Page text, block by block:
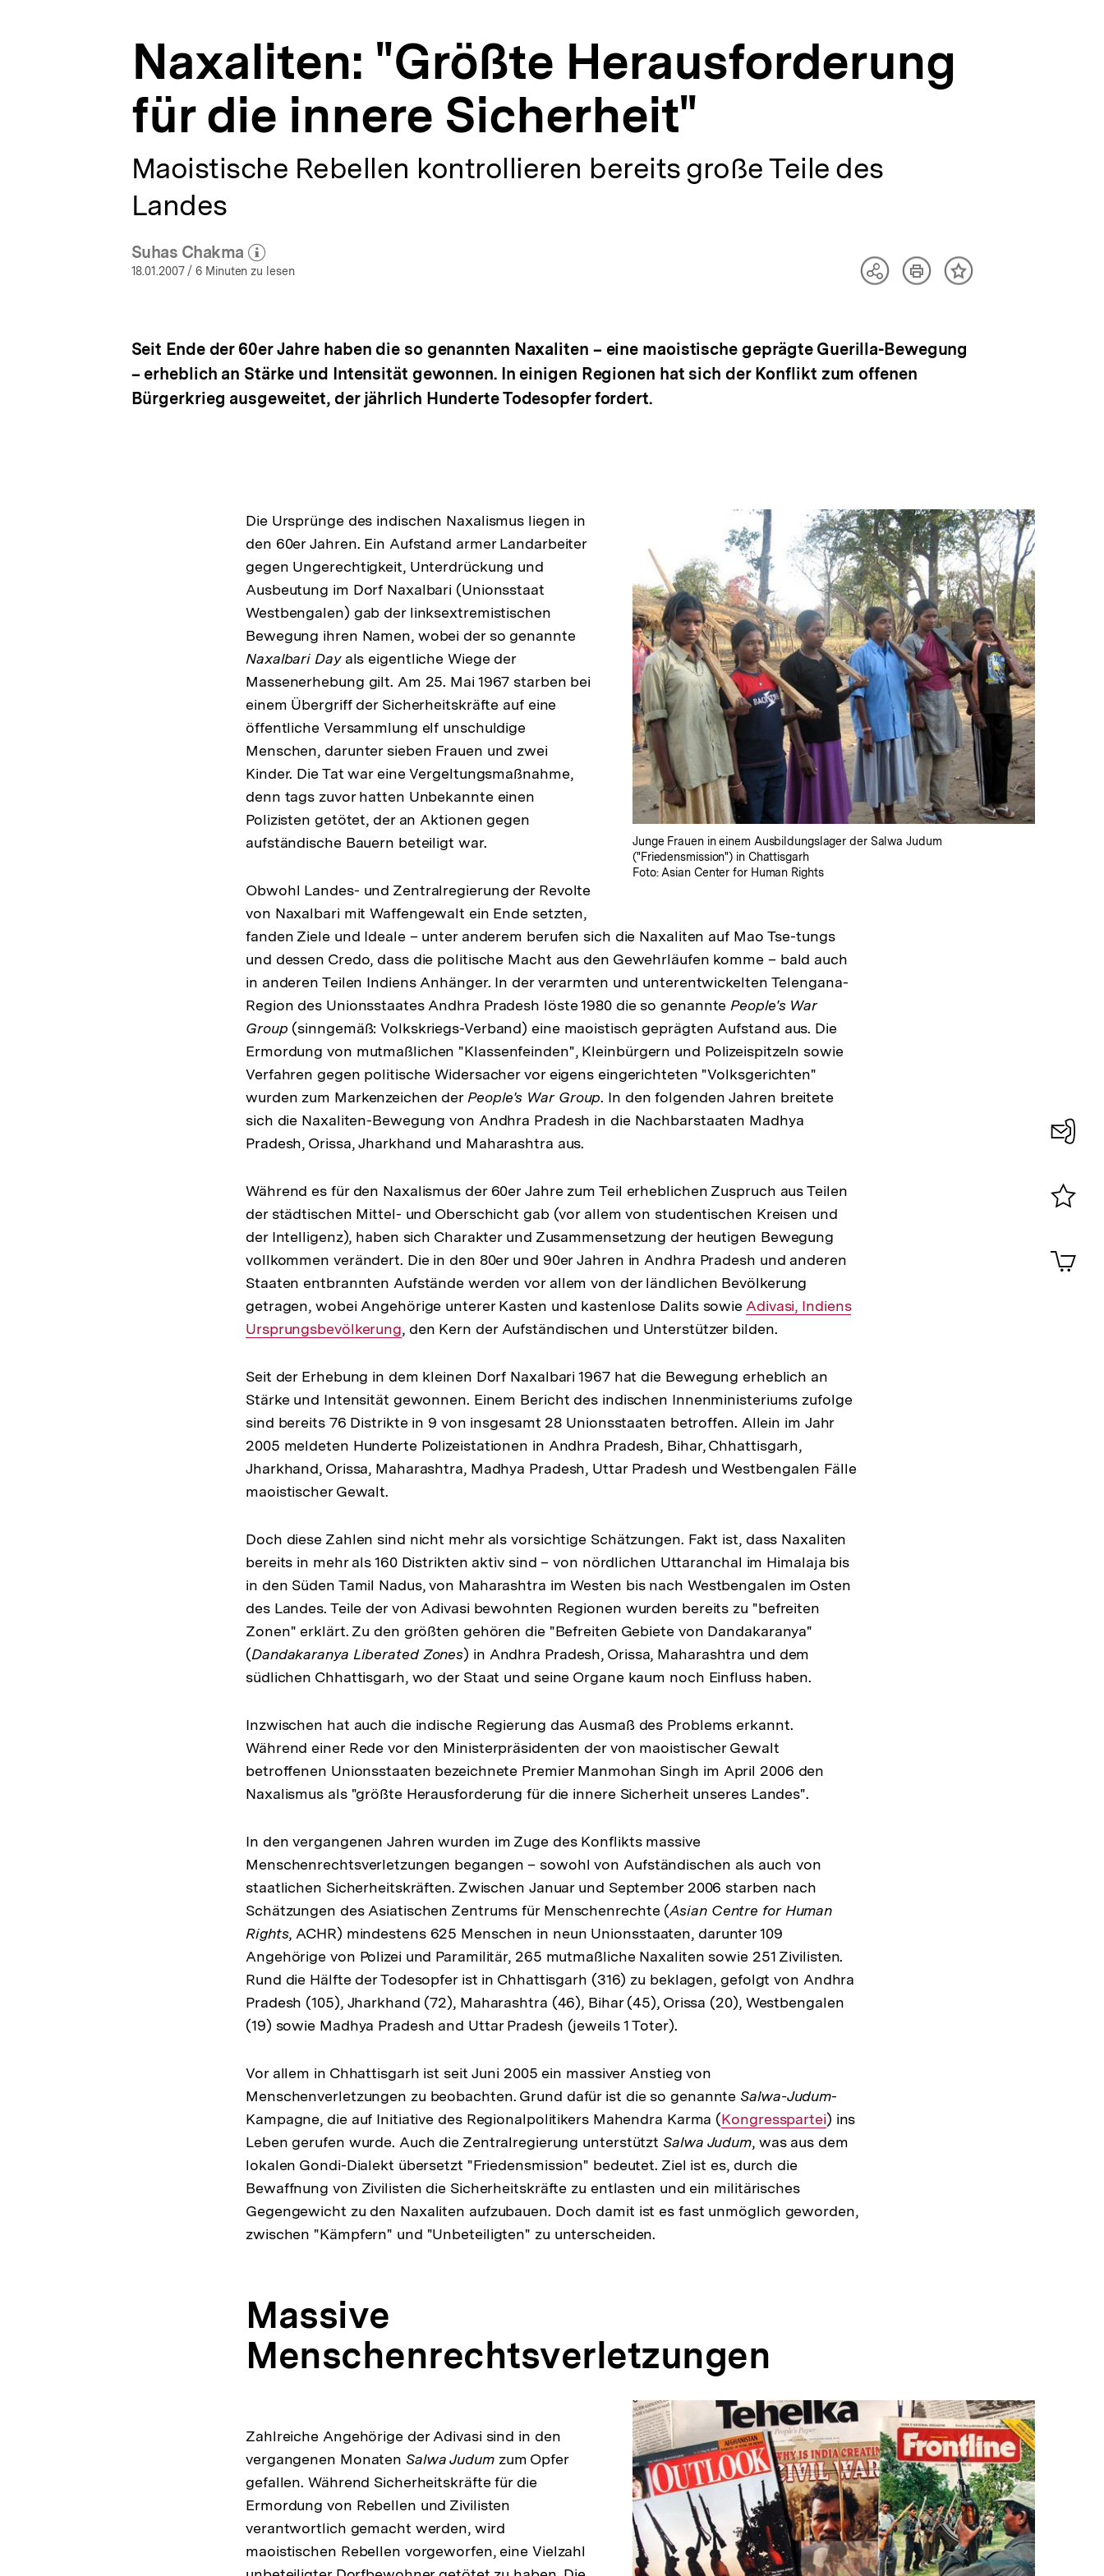
Naxaliten: "Größte Herausforderung
für die innere Sicherheit"
Maoistische Rebellen kontrollieren bereits große Teile des
Landes
Suhas Chakma
(Mehr zum Autor)
öffnen
18.01.2007/ 6 Minuten zu lesen
TeilenArtikelInhalt
Seit Ende der 60er Jahre haben die so genannten Naxaliten – eine maoistische geprägte Guerilla-Bewegung
– erheblich an Stärke und Intensität gewonnen. In einigen Regionen hat sich der Konflikt zum offenen
Bürgerkrieg ausgeweitet, der jährlich Hunderte Todesopfer fordert.
In
Lightbox
öffnen
Junge Frauen in einem Ausbildungslager der Salwa Judum
("Friedensmission") in Chattisgarh
Foto: Asian Center for Human Rights
Die Ursprünge des indischen Naxalismus liegen in
den 60er Jahren. Ein Aufstand armer Landarbeiter
gegen Ungerechtigkeit, Unterdrückung und
Ausbeutung im Dorf Naxalbari (Unionsstaat
Westbengalen) gab der linksextremistischen
Bewegung ihren Namen, wobei der so genannte
Naxalbari Dayals eigentliche Wiege der
Massenerhebung gilt. Am 25. Mai 1967 starben bei
einem Übergriff der Sicherheitskräfte auf eine
öffentliche Versammlung elf unschuldige
Menschen, darunter sieben Frauen und zwei
Kinder. Die Tat war eine Vergeltungsmaßnahme,
denn tags zuvor hatten Unbekannte einen
Polizisten getötet, der an Aktionen gegen
aufständische Bauern beteiligt war.
Obwohl Landes- und Zentralregierung der Revolte
von Naxalbari mit Waffengewalt ein Ende setzten,
fanden Ziele und Ideale – unter anderem berufen sich die Naxaliten auf Mao Tse-tungs
und dessen Credo, dass die politische Macht aus den Gewehrläufen komme – bald auch
in anderen Teilen Indiens Anhänger. In der verarmten und unterentwickelten Telengana-
Region des Unionsstaates Andhra Pradesh löste 1980 die so genannte People's War
Group (sinngemäß: Volkskriegs-Verband) eine maoistisch geprägten Aufstand aus. Die
Ermordung von mutmaßlichen "Klassenfeinden", Kleinbürgern und Polizeispitzeln sowie
Verfahren gegen politische Widersacher vor eigens eingerichteten "Volksgerichten"
wurden zum Markenzeichen der People's War Group. In den folgenden Jahren breitete
sich die Naxaliten-Bewegung von Andhra Pradesh in die Nachbarstaaten Madhya
Pradesh, Orissa, Jharkhand und Maharashtra aus.
Während es für den Naxalismus der 60er Jahre zum Teil erheblichen Zuspruch aus Teilen
der städtischen Mittel- und Oberschicht gab (vor allem von studentischen Kreisen und
der Intelligenz), haben sich Charakter und Zusammensetzung der heutigen Bewegung
vollkommen verändert. Die in den 80er und 90er Jahren in Andhra Pradesh und anderen
Staaten entbrannten Aufstände werden vor allem von der ländlichen Bevölkerung
getragen, wobei Angehörige unterer Kasten und kastenlose Dalits sowie Interner
Link:
Adivasi, Indiens
Ursprungsbevölkerung, den Kern der Aufständischen und Unterstützer bilden.
Seit der Erhebung in dem kleinen Dorf Naxalbari 1967 hat die Bewegung erheblich an
Stärke und Intensität gewonnen. Einem Bericht des indischen Innenministeriums zufolge
sind bereits 76 Distrikte in 9 von insgesamt 28 Unionsstaaten betroffen. Allein im Jahr
2005 meldeten Hunderte Polizeistationen in Andhra Pradesh, Bihar, Chhattisgarh,
Jharkhand, Orissa, Maharashtra, Madhya Pradesh, Uttar Pradesh und Westbengalen Fälle
maoistischer Gewalt.
Doch diese Zahlen sind nicht mehr als vorsichtige Schätzungen. Fakt ist, dass Naxaliten
bereits in mehr als 160 Distrikten aktiv sind – von nördlichen Uttaranchal im Himalaja bis
in den Süden Tamil Nadus, von Maharashtra im Westen bis nach Westbengalen im Osten
des Landes. Teile der von Adivasi bewohnten Regionen wurden bereits zu "befreiten
Zonen" erklärt. Zu den größten gehören die "Befreiten Gebiete von Dandakaranya"
(Dandakaranya Liberated Zones) in Andhra Pradesh, Orissa, Maharashtra und dem
südlichen Chhattisgarh, wo der Staat und seine Organe kaum noch Einfluss haben.
Inzwischen hat auch die indische Regierung das Ausmaß des Problems erkannt.
Während einer Rede vor den Ministerpräsidenten der von maoistischer Gewalt
betroffenen Unionsstaaten bezeichnete Premier Manmohan Singh im April 2006 den
Naxalismus als "größte Herausforderung für die innere Sicherheit unseres Landes".
In den vergangenen Jahren wurden im Zuge des Konflikts massive
Menschenrechtsverletzungen begangen – sowohl von Aufständischen als auch von
staatlichen Sicherheitskräften. Zwischen Januar und September 2006 starben nach
Schätzungen des Asiatischen Zentrums für Menschenrechte (Asian Centre for Human
Rights, ACHR) mindestens 625 Menschen in neun Unionsstaaten, darunter 109
Angehörige von Polizei und Paramilitär, 265 mutmaßliche Naxaliten sowie 251 Zivilisten.
Rund die Hälfte der Todesopfer ist in Chhattisgarh (316) zu beklagen, gefolgt von Andhra
Pradesh (105), Jharkhand (72), Maharashtra (46), Bihar (45), Orissa (20), Westbengalen
(19) sowie Madhya Pradesh and Uttar Pradesh (jeweils 1 Toter).
Vor allem in Chhattisgarh ist seit Juni 2005 ein massiver Anstieg von
Menschenverletzungen zu beobachten. Grund dafür ist die so genannteSalwa-Judum-
Kampagne, die auf Initiative des Regionalpolitikers Mahendra Karma (Interner
Link:
Kongresspartei) ins
Leben gerufen wurde. Auch die Zentralregierung unterstütztSalwa Judum, was aus dem
lokalen Gondi-Dialekt übersetzt "Friedensmission" bedeutet. Ziel ist es, durch die
Bewaffnung von Zivilisten die Sicherheitskräfte zu entlasten und ein militärisches
Gegengewicht zu den Naxaliten aufzubauen. Doch damit ist es fast unmöglich geworden,
zwischen "Kämpfern" und "Unbeteiligten" zu unterscheiden.
Massive
Menschenrechtsverletzungen
In
Zahlreiche Angehörige der Adivasi sind in den
vergangenen Monaten Salwa Judumzum Opfer
gefallen. Während Sicherheitskräfte für die
Ermordung von Rebellen und Zivilisten
verantwortlich gemacht werden, wird
maoistischen Rebellen vorgeworfen, eine Vielzahl